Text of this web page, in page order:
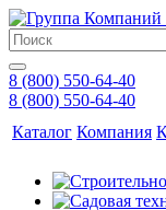
8 (800) 550-64-40
8 (800) 550-64-40
Каталог Компания